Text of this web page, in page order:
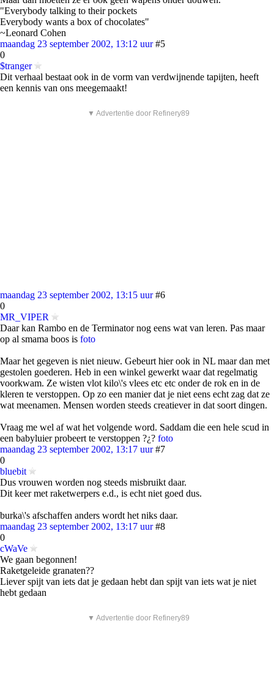
"Everybody talking to their pockets
Everybody wants a box of chocolates"
~Leonard Cohen
maandag 23 september 2002, 13:12 uur #5
0
$tranger
Dit verhaal bestaat ook in de vorm van verdwijnende tapijten, heeft
een kennis van ons meegemaakt!
▼ Advertentie door Refinery89
maandag 23 september 2002, 13:15 uur #6
0
MR_VIPER
Daar kan Rambo en de Terminator nog eens wat van leren. Pas maar
op al smama boos is foto
Maar het gegeven is niet nieuw. Gebeurt hier ook in NL maar dan met
gestolen goederen. Heb in een winkel gewerkt waar dat regelmatig
voorkwam. Ze wisten vlot kilo\'s vlees etc etc onder de rok en in de
kleren te verstoppen. Op zo een manier dat je niet eens echt zag dat ze
wat meenamen. Mensen worden steeds creatiever in dat soort dingen.
Vraag me wel af wat het volgende word. Saddam die een hele scud in
een babyluier probeert te verstoppen ?¿? foto
maandag 23 september 2002, 13:17 uur #7
0
bluebit
Dus vrouwen worden nog steeds misbruikt daar.
Dit keer met raketwerpers e.d., is echt niet goed dus.
burka\'s afschaffen anders wordt het niks daar.
maandag 23 september 2002, 13:17 uur #8
0
cWaVe
We gaan begonnen!
Raketgeleide granaten??
Liever spijt van iets dat je gedaan hebt dan spijt van iets wat je niet
hebt gedaan
▼ Advertentie door Refinery89